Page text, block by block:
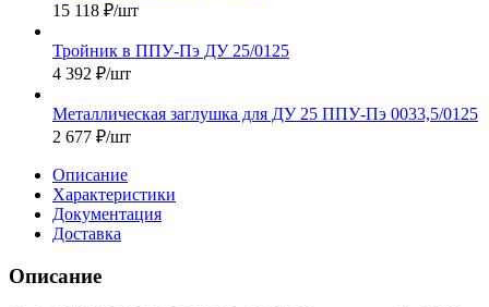
15 118 ₽/шт
Тройник в ППУ-Пэ ДУ 25/0125
4 392 ₽/шт
Металлическая заглушка для ДУ 25 ППУ-Пэ 0033,5/0125
2 677 ₽/шт
Описание
Характеристики
Документация
Доставка
Описание